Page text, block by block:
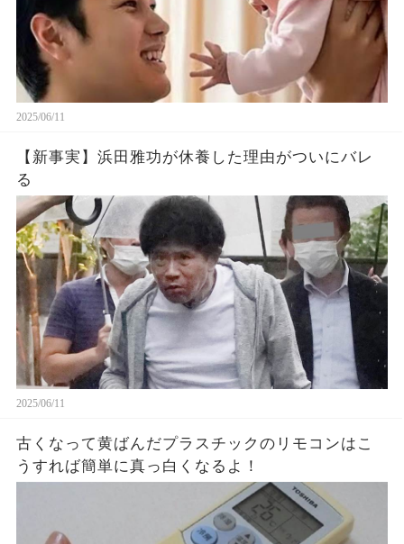
2025/06/11
【新事実】浜田雅功が休養した理由がついにバレ
る
2025/06/11
古くなって黄ばんだプラスチックのリモコンはこ
うすれば簡単に真っ白くなるよ！